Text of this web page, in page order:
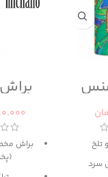
تلخ
سرد
براش